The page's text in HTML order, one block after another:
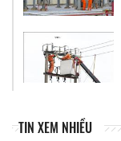
TIN XEM NHIỀU